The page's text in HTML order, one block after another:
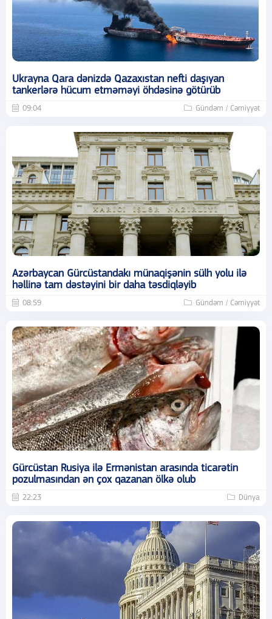
Ukrayna Qara dənizdə Qazaxıstan nefti daşıyan
tankerlərə hücum etməməyi öhdəsinə götürüb
09:04 Gündəm / Cəmiyyət
Azərbaycan Gürcüstandakı münaqişənin sülh yolu ilə
həllinə tam dəstəyini bir daha təsdiqləyib
08:59 Gündəm / Cəmiyyət
Gürcüstan Rusiya ilə Ermənistan arasında ticarətin
pozulmasından ən çox qazanan ölkə olub
22:23 Dünya